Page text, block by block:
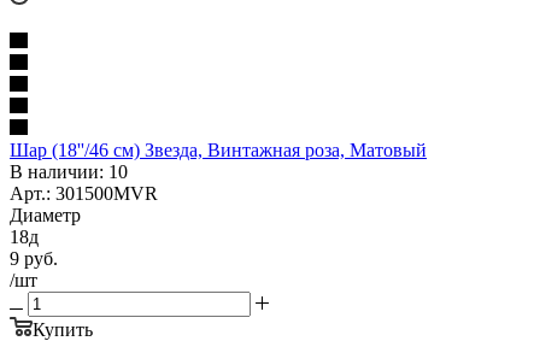
Шар (18''/46 см) Звезда, Винтажная роза, Матовый
В наличии: 10
Арт.: 301500MVR
Диаметр
18д
9 руб.
/шт
Купить